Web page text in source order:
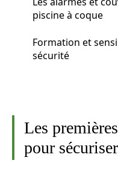
piscine à coque
Formation et
sécurité
Les
pour